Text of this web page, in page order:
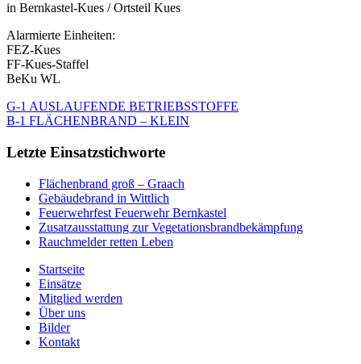
in Bernkastel-Kues / Ortsteil Kues
Alarmierte Einheiten:
FEZ-Kues
FF-Kues-Staffel
BeKu WL
G-1 AUSLAUFENDE BETRIEBSSTOFFE
B-1 FLÄCHENBRAND – KLEIN
Letzte Einsatzstichworte
Flächenbrand groß – Graach
Gebäudebrand in Wittlich
Feuerwehrfest Feuerwehr Bernkastel
Zusatzausstattung zur Vegetationsbrandbekämpfung
Rauchmelder retten Leben
Startseite
Einsätze
Mitglied werden
Über uns
Bilder
Kontakt